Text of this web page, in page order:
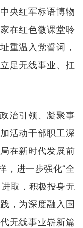
央红军标语博物
在红色微课堂聆
重温入党誓词，
足无线事业、扛
治引领、凝聚事
活动干部职工深
在新时代发展前
，进一步强化“全
取，积极投身无
，为深度融入国
无线事业崭新篇